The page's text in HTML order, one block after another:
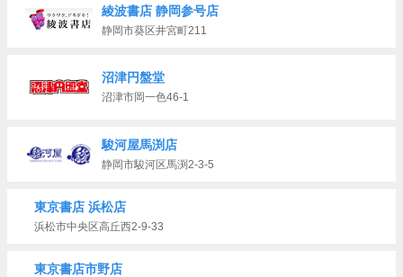
綾波書店 静岡参号店
静岡市葵区井宮町211
沼津円盤堂
沼津市岡一色46-1
駿河屋馬渕店
静岡市駿河区馬渕2-3-5
東京書店 浜松店
浜松市中央区高丘西2-9-33
東京書店市野店